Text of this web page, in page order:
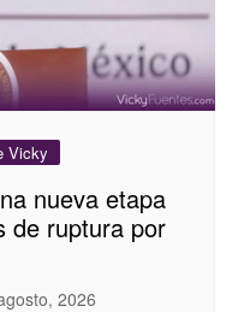
Vicky
nueva etapa
de ruptura por
2026